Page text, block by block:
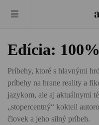
Edícia: 100%
Príbehy, ktoré s hlavnými
príbehy na hrane reality a
jazykom, ale aj aktuálnymi
„stopercentný“ kokteil
človek a jeho silný príbeh.